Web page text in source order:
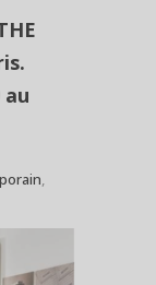
au
,